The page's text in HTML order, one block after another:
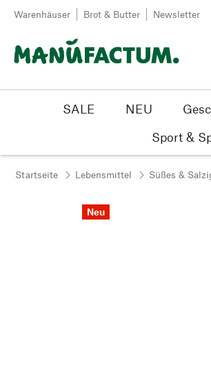
Zum Inhalt springen
Warenhäuser Brot & Butter Newsletter
SALE NEU
Sport &
Startseite Lebensmittel Süßes &
Neu